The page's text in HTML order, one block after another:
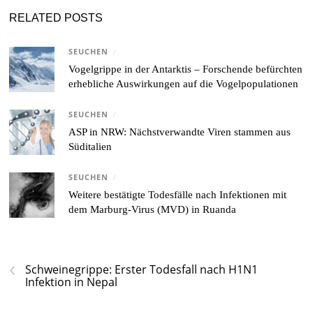
RELATED POSTS
SEUCHEN /
Vogelgrippe in der Antarktis – Forschende befürchten
erhebliche Auswirkungen auf die Vogelpopulationen
SEUCHEN /
ASP in NRW: Nächstverwandte Viren stammen aus
Süditalien
SEUCHEN /
Weitere bestätigte Todesfälle nach Infektionen mit
dem Marburg-Virus (MVD) in Ruanda
‹
Schweinegrippe: Erster Todesfall nach H1N1
Infektion in Nepal